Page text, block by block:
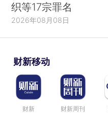
织等17宗罪名
2026年08月08日
财新移动
财新 财新周刊